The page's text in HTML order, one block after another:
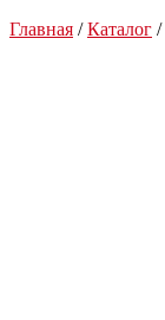
Главная /Каталог /